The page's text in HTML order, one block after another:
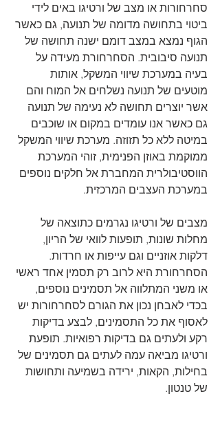
סחרחורות או מצב של ורטיגו באים לידי
ביטוי בתחושה מדומה של תנועה, גם כאשר
הגוף נמצא במצב דומם ישנה תחושה של
תנועה סיבובית. הסחרחורת מעידה על
בעיה במערכת שיווי המשקל, אותות
מוטעים של תנועה נשלחים אל המוח והם
אשר יוצרים תחושה לא נעימה של תנועה
גם כאשר אנו עומדים במקום או שוכבים
במיטה ללא כל תזוזה. מערכת שיווי המשקל
ממוקמת באוזן הפנימית, זוהי המערכת
הווסטיבולרית המחברת אל חלקים נוספים
במערכת העצבים המרכזית.
מצבים של ורטיגו נגרמים כתוצאה של
מחלות שונות, תופעות לוואי של הריון,
דלקות אוזניים וגם עייפות או חרדות.
הסחרחורת היא לרוב רק תסמין אחד ראשי
או משני המתלווה אל תסמינים נוספים,
בכדי לאבחן נכון את הגורם לסחרחורות יש
לאסוף את כל התסמינים, לבצע בדיקות
רקע ולעתים גם בדיקות רפואיות. תופעת
ורטיגו מביאה עמה לעתים גם תסמינים של
בחילות, הקאות, ירידה בשמיעה ותחושות
של טנטון.